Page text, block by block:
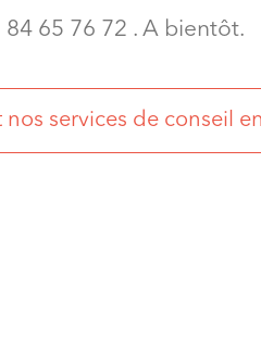
84 65 76 72 . A bientôt.
services de conseil